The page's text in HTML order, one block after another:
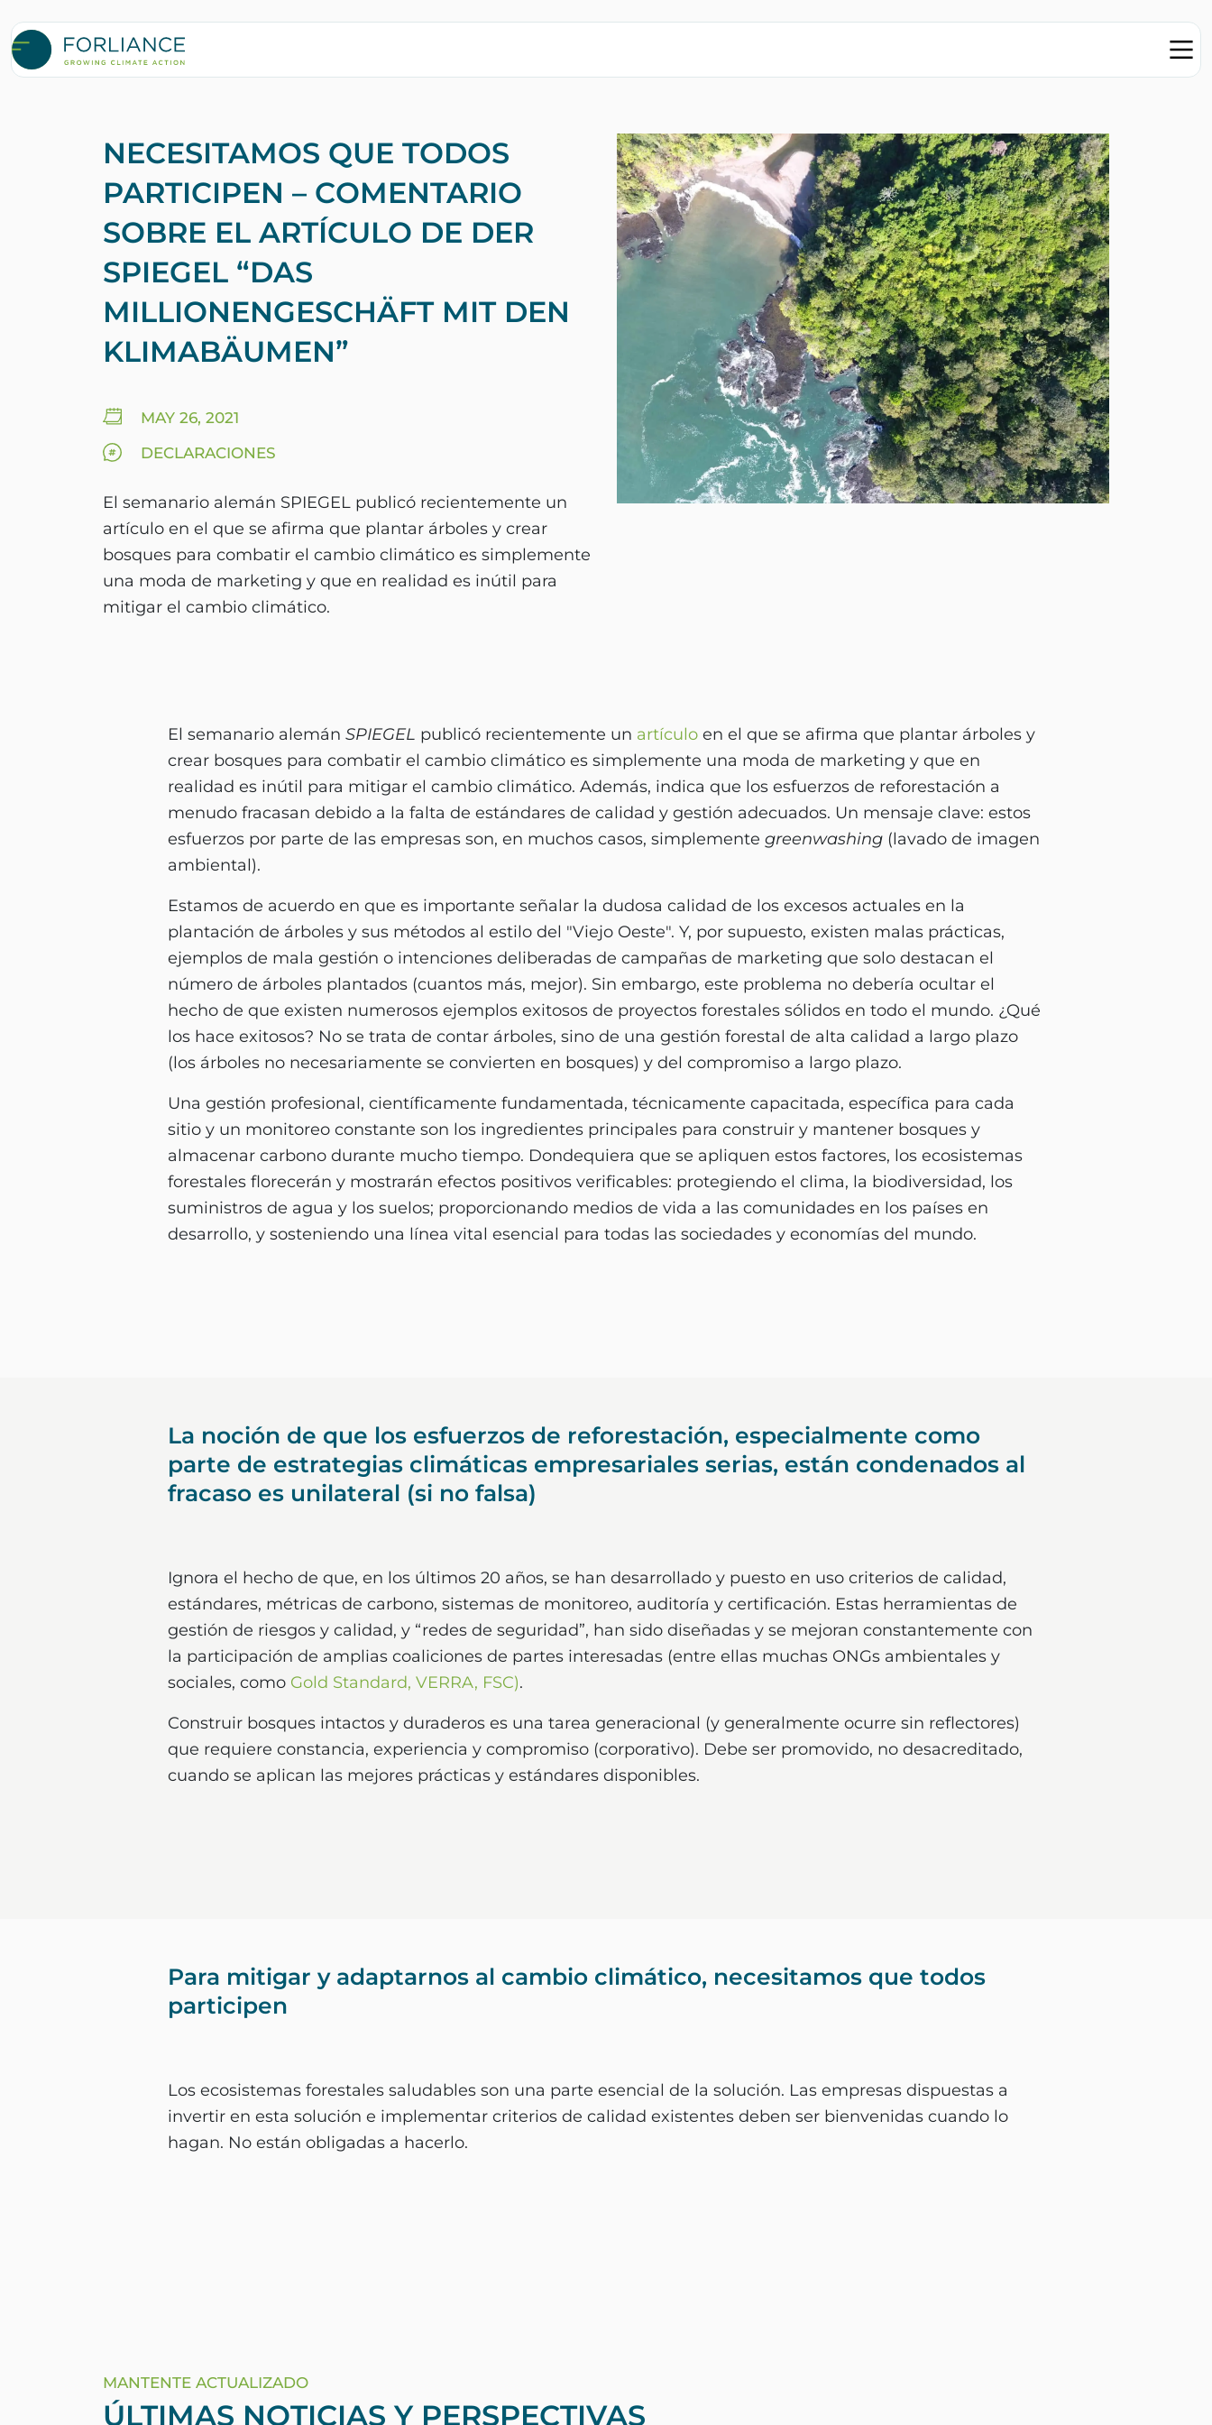
NECESITAMOS QUE TODOS
PARTICIPEN – COMENTARIO
SOBRE EL ARTÍCULO DE DER
SPIEGEL “DAS
MILLIONENGESCHÄFT MIT DEN
KLIMABÄUMEN”
MAY 26, 2021
DECLARACIONES
El semanario alemán SPIEGEL publicó recientemente un
artículo en el que se afirma que plantar árboles y crear
bosques para combatir el cambio climático es simplemente
una moda de marketing y que en realidad es inútil para
mitigar el cambio climático.
El semanario alemán SPIEGEL publicó recientemente un artículo en el que se afirma que plantar árboles y
crear bosques para combatir el cambio climático es simplemente una moda de marketing y que en
realidad es inútil para mitigar el cambio climático. Además, indica que los esfuerzos de reforestación a
menudo fracasan debido a la falta de estándares de calidad y gestión adecuados. Un mensaje clave: estos
esfuerzos por parte de las empresas son, en muchos casos, simplemente greenwashing (lavado de imagen
ambiental).
Estamos de acuerdo en que es importante señalar la dudosa calidad de los excesos actuales en la
plantación de árboles y sus métodos al estilo del "Viejo Oeste". Y, por supuesto, existen malas prácticas,
ejemplos de mala gestión o intenciones deliberadas de campañas de marketing que solo destacan el
número de árboles plantados (cuantos más, mejor). Sin embargo, este problema no debería ocultar el
hecho de que existen numerosos ejemplos exitosos de proyectos forestales sólidos en todo el mundo. ¿Qué
los hace exitosos? No se trata de contar árboles, sino de una gestión forestal de alta calidad a largo plazo
(los árboles no necesariamente se convierten en bosques) y del compromiso a largo plazo.
Una gestión profesional, científicamente fundamentada, técnicamente capacitada, específica para cada
sitio y un monitoreo constante son los ingredientes principales para construir y mantener bosques y
almacenar carbono durante mucho tiempo. Dondequiera que se apliquen estos factores, los ecosistemas
forestales florecerán y mostrarán efectos positivos verificables: protegiendo el clima, la biodiversidad, los
suministros de agua y los suelos; proporcionando medios de vida a las comunidades en los países en
desarrollo, y sosteniendo una línea vital esencial para todas las sociedades y economías del mundo.
La noción de que los esfuerzos de reforestación, especialmente como
parte de estrategias climáticas empresariales serias, están condenados al
fracaso es unilateral (si no falsa)
Ignora el hecho de que, en los últimos 20 años, se han desarrollado y puesto en uso criterios de calidad,
estándares, métricas de carbono, sistemas de monitoreo, auditoría y certificación. Estas herramientas de
gestión de riesgos y calidad, y “redes de seguridad”, han sido diseñadas y se mejoran constantemente con
la participación de amplias coaliciones de partes interesadas (entre ellas muchas ONGs ambientales y
sociales, como Gold Standard, VERRA, FSC).
Construir bosques intactos y duraderos es una tarea generacional (y generalmente ocurre sin reflectores)
que requiere constancia, experiencia y compromiso (corporativo). Debe ser promovido, no desacreditado,
cuando se aplican las mejores prácticas y estándares disponibles.
Para mitigar y adaptarnos al cambio climático, necesitamos que todos
participen
Los ecosistemas forestales saludables son una parte esencial de la solución. Las empresas dispuestas a
invertir en esta solución e implementar criterios de calidad existentes deben ser bienvenidas cuando lo
hagan. No están obligadas a hacerlo.
MANTENTE ACTUALIZADO
ÚLTIMAS NOTICIAS Y PERSPECTIVAS